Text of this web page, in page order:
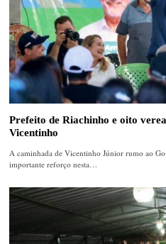
Prefeito de Riachinho e oito
Vicentinho
A caminhada de Vicentinho Júnior rumo ao
importante reforço nesta…